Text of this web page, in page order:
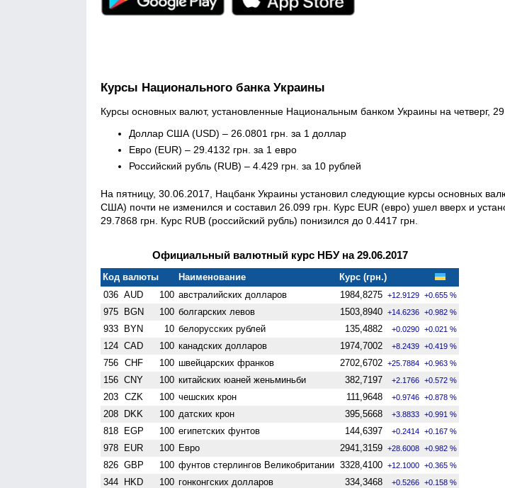
Курсы Национального банка Украины
Курсы основных валют, установленные Национальным банком Украины на четверг,
Доллар США (USD) – 26.0801 грн. за 1 доллар
Евро (EUR) – 29.4132 грн. за 1 евро
Российский рубль (RUB) – 4.429 грн. за 10 рублей
На пятницу, 30.06.2017, Нацбанк Украины установил следующие курсы основных
США) почти не изменился и составил 26.099 грн. Курс EUR (евро) ушел вверх и
29.7868 грн. Курс RUB (российский рубль) понизился до 0.4417 грн.
Официальный валютный курс НБУ на 29.06.2017
Код валюты Наименование
Курс (грн.)
036 AUD 100 австралийских долларов 1984,8275 +12.9129 +0.655 %
975 BGN 100 болгарских левов 1503,8940 +14.6236 +0.982 %
933 BYN 10 белорусских рублей 135,4882 +0.0290 +0.021 %
124 CAD 100 канадских долларов 1974,7002 +8.2439 +0.419 %
756 CHF 100 швейцарских франков 2702,6702 +25.7884 +0.963 %
156 CNY 100 китайских юаней женьминьби 382,7197 +2.1766 +0.572 %
203 CZK 100 чешских крон 111,9648 +0.9746 +0.878 %
208 DKK 100 датских крон 395,5668 +3.8833 +0.991 %
818 EGP 100 египетских фунтов 144,6397 +0.2414 +0.167 %
978 EUR 100 Евро 2941,3159 +28.6008 +0.982 %
826 GBP 100 фунтов стерлингов Велико­британии 3328,4100 +12.1000 +0.365 %
344 HKD 100 гонконгских долларов 334,3468 +0.5266 +0.158 %